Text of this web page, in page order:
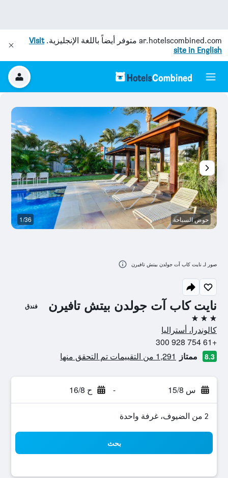
ar.hotelscombined.com متوفر أيضاً باللغة الإنجليزية.Visit
site in English
نايت كاب آت جولدن بيتش تافيرن فندق
3 نجوم
كالوندرا، أستراليا
+61 754 928 300
8.3 ممتاز 1,291 من التقييمات تم التحقق منها
س 15/8 - ح 16/8
2 من الضيوف، غرفة واحدة
بحث
حوض السباحة 1/36
صور لـ نايت كاب آت جولدن بيتش تافيرن